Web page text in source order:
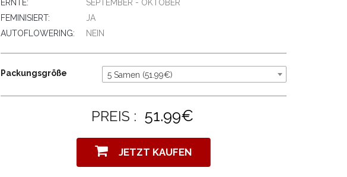
ERNTE:
SEPTEMBER - OKTOBER
FEMINISIERT:
JA
AUTOFLOWERING:
NEIN
Packungsgröße 5 Samen (51.99€)
PREIS : 51.99€
JETZT KAUFEN